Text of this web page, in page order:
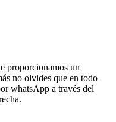
proporcionamos un
no olvides que en todo
whatsApp a través del